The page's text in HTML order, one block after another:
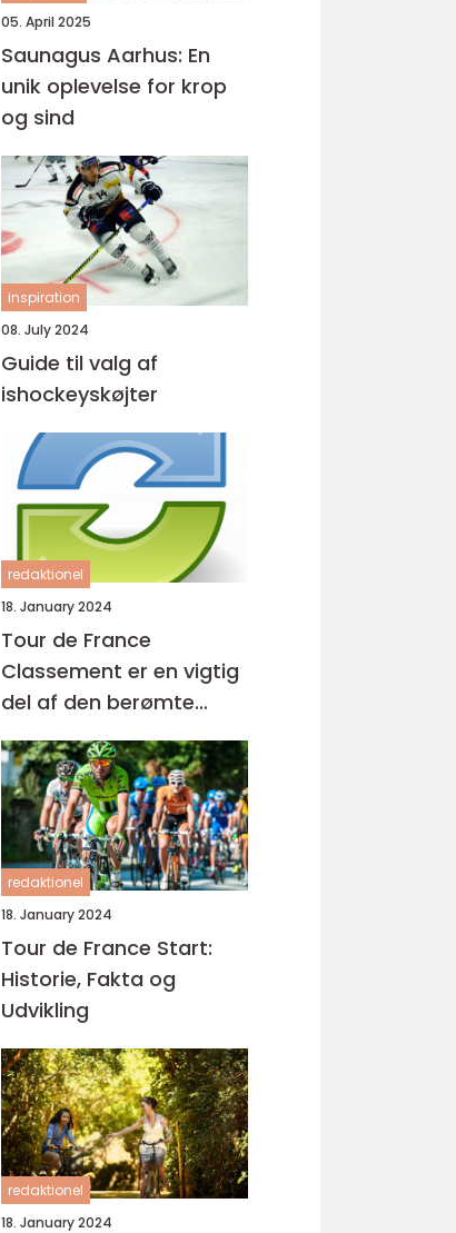
05. April 2025
Saunagus Aarhus: En
unik oplevelse for krop
og sind
inspiration
08. July 2024
Guide til valg af
ishockeyskøjter
redaktionel
18. January 2024
Tour de France
Classement er en vigtig
del af den berømte
cykelløbsbegivenhed,
Tour de France
redaktionel
18. January 2024
Tour de France Start:
Historie, Fakta og
Udvikling
redaktionel
18. January 2024